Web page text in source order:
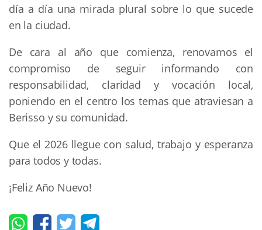
día a día una mirada plural sobre lo que sucede
en la ciudad.
De cara al año que comienza, renovamos el
compromiso de seguir informando con
responsabilidad, claridad y vocación local,
poniendo en el centro los temas que atraviesan a
Berisso y su comunidad.
Que el 2026 llegue con salud, trabajo y esperanza
para todos y todas.
¡Feliz Año Nuevo!